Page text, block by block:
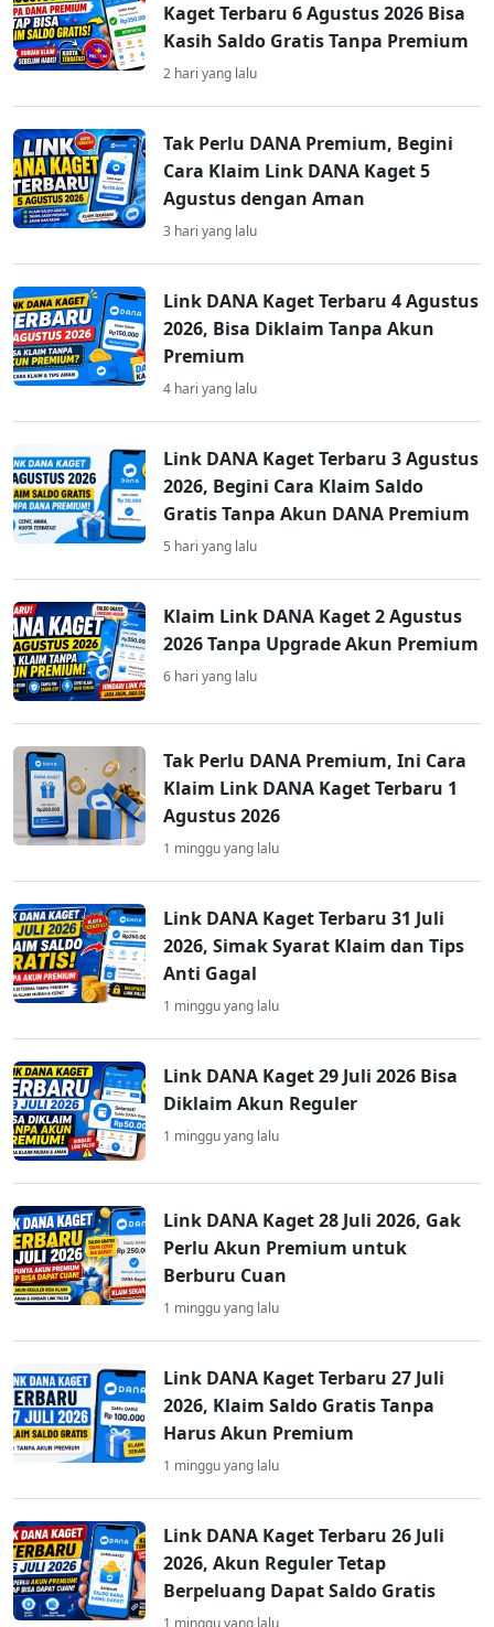
Kaget Terbaru 6 Agustus 2026 Bisa
Kasih Saldo Gratis Tanpa Premium
2 hari yang lalu
Tak Perlu DANA Premium, Begini
Cara Klaim Link DANA Kaget 5
Agustus dengan Aman
3 hari yang lalu
Link DANA Kaget Terbaru 4 Agustus
2026, Bisa Diklaim Tanpa Akun
Premium
4 hari yang lalu
Link DANA Kaget Terbaru 3 Agustus
2026, Begini Cara Klaim Saldo
Gratis Tanpa Akun DANA Premium
5 hari yang lalu
Klaim Link DANA Kaget 2 Agustus
2026 Tanpa Upgrade Akun Premium
6 hari yang lalu
Tak Perlu DANA Premium, Ini Cara
Klaim Link DANA Kaget Terbaru 1
Agustus 2026
1 minggu yang lalu
Link DANA Kaget Terbaru 31 Juli
2026, Simak Syarat Klaim dan Tips
Anti Gagal
1 minggu yang lalu
Link DANA Kaget 29 Juli 2026 Bisa
Diklaim Akun Reguler
1 minggu yang lalu
Link DANA Kaget 28 Juli 2026, Gak
Perlu Akun Premium untuk
Berburu Cuan
1 minggu yang lalu
Link DANA Kaget Terbaru 27 Juli
2026, Klaim Saldo Gratis Tanpa
Harus Akun Premium
1 minggu yang lalu
Link DANA Kaget Terbaru 26 Juli
2026, Akun Reguler Tetap
Berpeluang Dapat Saldo Gratis